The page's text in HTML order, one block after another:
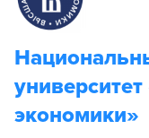
экономики»